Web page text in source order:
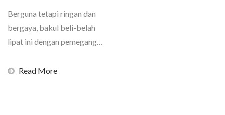
Berguna tetapi ringan dan
bergaya, bakul beli-belah
lipat ini dengan pemegang
Read More